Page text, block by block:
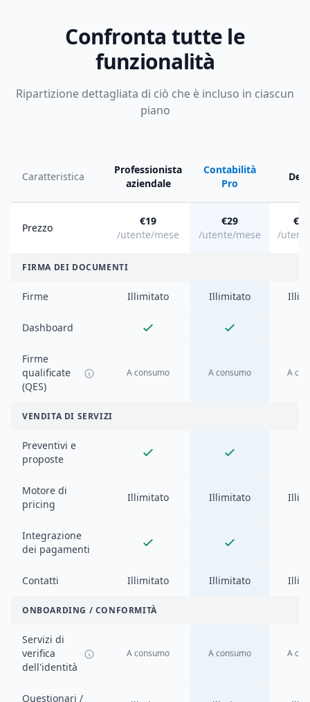
Confronta tutte le
funzionalità
Ripartizione dettagliata di ciò che è incluso in ciascun
piano
Caratteristica
Professionista
aziendale
Contabilità
Pro
Prezzo
€19
/utente/mese
€29
/utente/mese
/
FIRMA DEI DOCUMENTI
Firme Illimitato Illimitato
Dashboard
Firme
qualificate
(QES)
A consumo A consumo A
VENDITA DI SERVIZI
Preventivi e
proposte
Motore di
pricing
Illimitato Illimitato
Integrazione
dei pagamenti
Contatti Illimitato Illimitato
ONBOARDING / CONFORMITÀ
Servizi di
verifica
dell'identità
A consumo A consumo A
Questionari /